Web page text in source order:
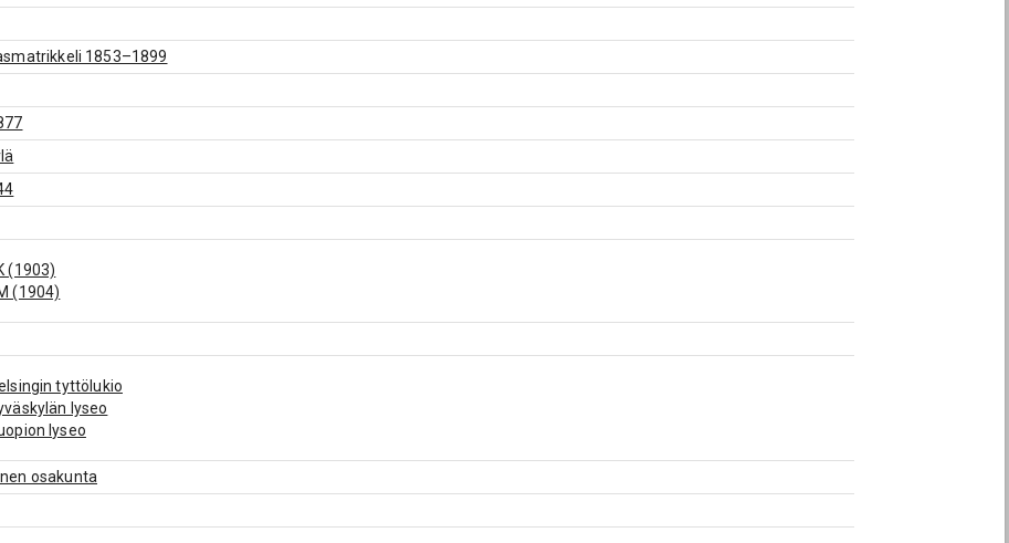
1853–1899
(1903)
(1904)
tyttölukio
lyseo
lyseo
osakunta